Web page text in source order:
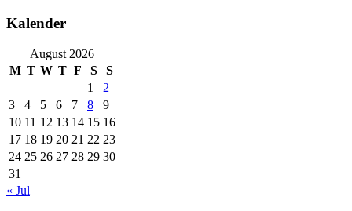
Kalender
August 2026
M T W T F S
S
1
2
3
4 5 6 7 8
9
10 11 12 13 14 15 16
17 18 19 20 21 22 23
24 25 26 27 28 29 30
31
« Jul